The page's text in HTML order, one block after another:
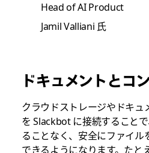
Head of AI Product
Jamil Valliani 氏
ドキュメントとコ
クラウドストレージやドキュ
を Slackbot に接続すること
ることなく、安全にファイル
できるようになります。たと